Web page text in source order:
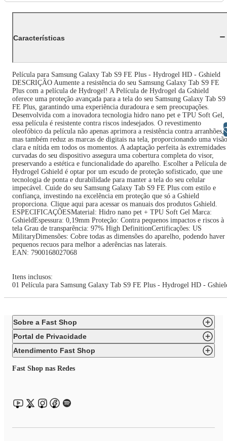
Características
Película para Samsung Galaxy Tab S9 FE Plus - Hydrogel HD - Gshield
DESCRIÇÃO Aumente a resistência do seu Samsung Galaxy Tab S9 FE
Plus com a película de Hydrogel! A Película de Hydrogel da Gshield
oferece uma proteção avançada para a tela do seu Samsung Galaxy Tab S9
FE Plus, garantindo uma experiência duradoura e sem preocupações.
Desenvolvida com a inovadora tecnologia hidro nano pet e TPU Soft Gel,
essa película é resistente contra riscos indesejados. O revestimento
oleofóbico da película não apenas aprimora a resistência contra arranhões,
mas também reduz as marcas de digitais na tela, proporcionando uma visão
clara e nítida em todos os momentos. A adaptação perfeita às extremidades
curvadas do seu dispositivo assegura uma cobertura completa do visor,
preservando a estética e funcionalidade do aparelho. Escolher a Película de
Hydrogel Gshield é optar por um escudo de proteção sofisticado, que une
tecnologia de ponta e durabilidade para manter a tela do seu celular
impecável. Cuide do seu Samsung Galaxy Tab S9 FE Plus com estilo e
confiança, investindo na excelência em proteção que só a Gshield
proporciona. Clique aqui para acessar os manuais dos produtos Gshield.
ESPECIFICAÇÕESMaterial: Hidro nano pet + TPU Soft Gel Marca:
GshieldEspessura: 0,19mm Proteção: Contra pequenos impactos e riscos à
tela Grau de transparência: 97% High DefinitionCertificações: US
MilitaryDimensões: Cobre todas as dimensões do aparelho, podendo haver
pequenos recuos para melhor a aderências nas laterais.
EAN: 7900168027068
Itens inclusos:
01 Película para Samsung Galaxy Tab S9 FE Plus - Hydrogel HD -
Sobre a Fast Shop
Portal de Privacidade
Atendimento Fast Shop
Fast Shop nas Redes
Libras